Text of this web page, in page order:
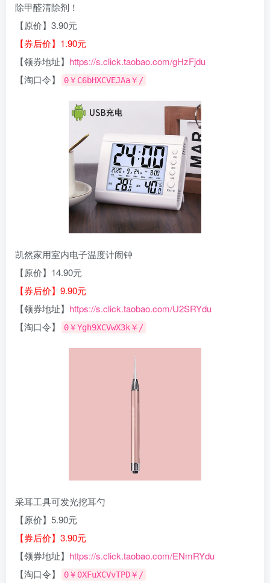
除甲醛清除剂！
【原价】3.90元
【券后价】1.90元
【领券地址】 https://s.click.taobao.com/gHzFjdu
【淘口令】
0￥C6bHXCVEJAa￥/
凯然家用室内电子温度计闹钟
【原价】14.90元
【券后价】9.90元
【领券地址】 https://s.click.taobao.com/U2SRYdu
【淘口令】
0￥Ygh9XCVwX3k￥/
采耳工具可发光挖耳勺
【原价】5.90元
【券后价】3.90元
【领券地址】 https://s.click.taobao.com/ENmRYdu
【淘口令】
0￥0XFuXCVvTPD￥/